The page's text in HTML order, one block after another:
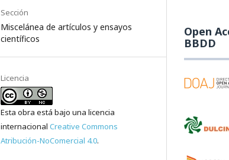
Sección
Miscelánea de artículos y ensayos
científicos
Licencia
Esta obra está bajo una licencia
internacionalCreative Commons
Atribución-NoComercial 4.0.
Open
BBDD